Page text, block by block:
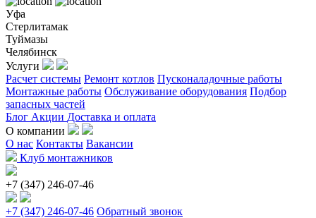
Уфа
Стерлитамак
Туймазы
Челябинск
Услуги
Расчет системы Ремонт котлов Пусконаладочные работы
Монтажные работы Обслуживание оборудования Подбор
запасных частей
Блог Акции Доставка и оплата
О компании
О нас Контакты Вакансии
Клуб монтажников
+7 (347) 246-07-46
+7 (347) 246-07-46 Обратный звонок